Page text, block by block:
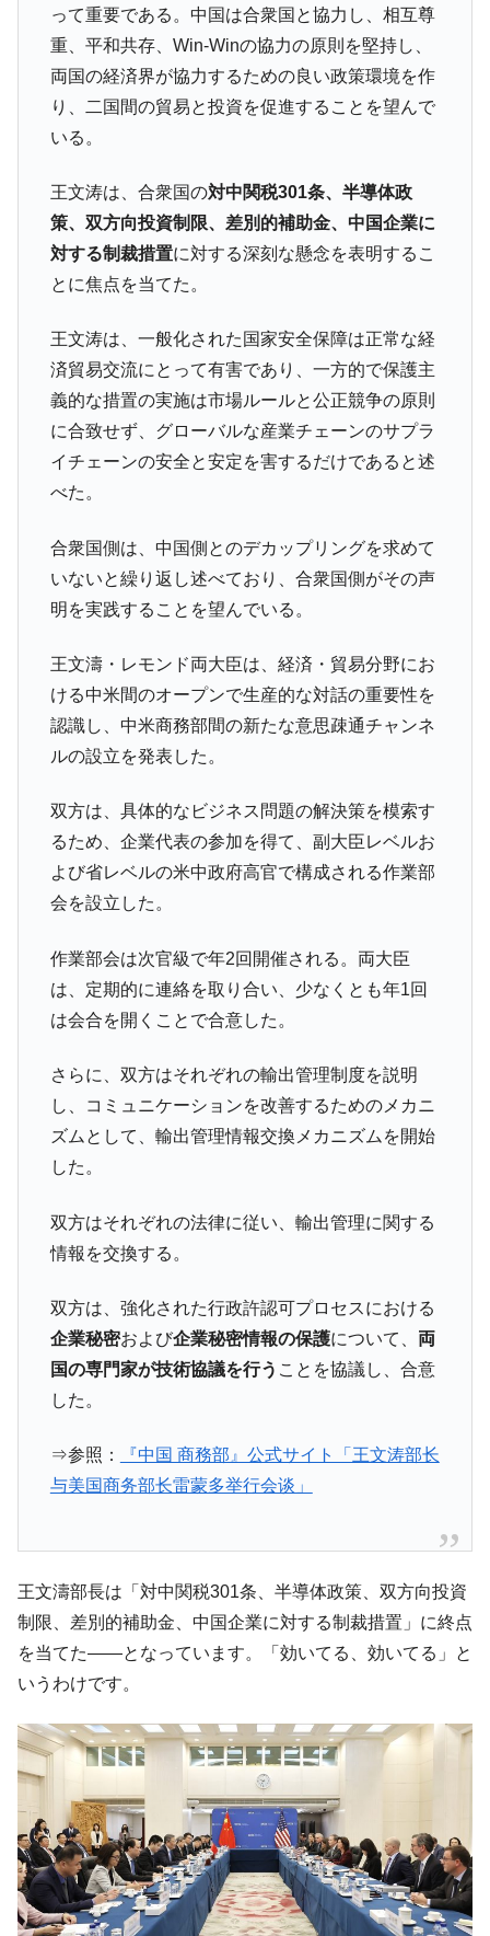
『Money1』
米国下院「韓国の公務員個人をターゲット
にぶん殴る法案」提出！⇒ クーパン問題は合衆国企業に対
する差別。許してはおかぬ
韓国ボンクラ政策室長･金容範、株価暴落に
他人事のような発言。
『Money1』
韓国･加徳島新国際空港「またも暗礁」の危
機 ⇒ 10.7兆では損が出るからできない。
日本の誇る海洋資源調査船『白嶺』は先進技術の
塊！
Fact1
夏の甲子園、優勝校を最も多く輩出している都道
府県とは？
Fact1 今話題の「楽天ライオンズ」とは？
Fact1 奇跡の毛色「白毛馬」とは？
Fact1
全て勝つといくら？ 競馬GI競走で勝利騎手がもら
える賞金とは？
Fact1
発表から2日で大崩壊、鳴かず飛ばずに終わりそう
なスーパーリーグとは？
Fact1
日本人マスターズ挑戦の歴史。松山以前に最高位
Fact1
甲子園通算本塁打、最多の清原に次いで多く打っ
ている意外な選手とは？
セレクトセールの高額取引馬が稼いだ金額とは？
って重要である。中国は合衆国と協力し、相互尊
重、平和共存、Win-Winの協力の原則を堅持し、
両国の経済界が協力するための良い政策環境を作
り、二国間の貿易と投資を促進することを望んで
いる。
王文涛は、合衆国の対中関税301条、半導体政
策、双方向投資制限、差別的補助金、中国企業に
対する制裁措置に対する深刻な懸念を表明するこ
とに焦点を当てた。
王文涛は、一般化された国家安全保障は正常な経
済貿易交流にとって有害であり、一方的で保護主
義的な措置の実施は市場ルールと公正競争の原則
に合致せず、グローバルな産業チェーンのサプラ
イチェーンの安全と安定を害するだけであると述
べた。
合衆国側は、中国側とのデカップリングを求めて
いないと繰り返し述べており、合衆国側がその声
明を実践することを望んでいる。
王文濤・レモンド両大臣は、経済・貿易分野にお
ける中米間のオープンで生産的な対話の重要性を
認識し、中米商務部間の新たな意思疎通チャンネ
ルの設立を発表した。
双方は、具体的なビジネス問題の解決策を模索す
るため、企業代表の参加を得て、副大臣レベルお
よび省レベルの米中政府高官で構成される作業部
会を設立した。
作業部会は次官級で年2回開催される。両大臣
は、定期的に連絡を取り合い、少なくとも年1回
は会合を開くことで合意した。
さらに、双方はそれぞれの輸出管理制度を説明
し、コミュニケーションを改善するためのメカニ
ズムとして、輸出管理情報交換メカニズムを開始
した。
双方はそれぞれの法律に従い、輸出管理に関する
情報を交換する。
双方は、強化された行政許認可プロセスにおける
企業秘密および企業秘密情報の保護について、 両
国の専門家が技術協議を行う ことを協議し、合意
した。
⇒参照：
『中国 商務部』公式サイト「王文涛部长
与美国商务部长雷蒙多举行会谈」
王文濤部長は「対中関税301条、半導体政策、双方向投資
制限、差別的補助金、中国企業に対する制裁措置」に終点
を当てた――となっています。「効いてる、効いてる」と
いうわけです。